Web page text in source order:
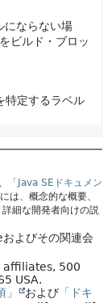
にならない場
ビルド・ブロッ
特定するラベル
「Java SEドキュメン
は、概念的な概要、
細な開発者向けの説
よびその関連会
500
USA.
および 「ドキ